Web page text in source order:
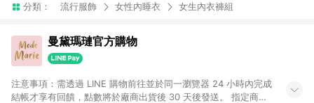
分類： 流行服飾 女性內睡衣 女生內衣褲組
曼黛瑪璉官方購物
注意事項：需透過 LINE 購物前往並於同一瀏覽器 24 小時內完成
結帳才享有回饋，點數將於廠商出貨後 30 天後發送。 指定商品